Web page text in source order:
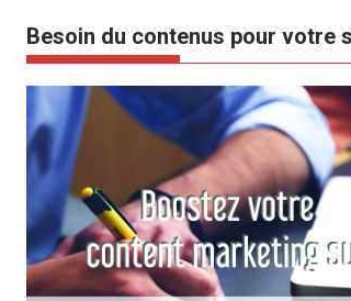
Besoin du contenus pour votre